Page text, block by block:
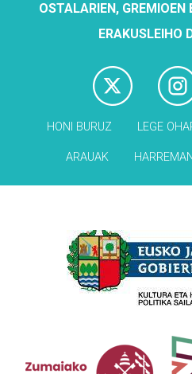
OSTALARIEN, GREMIOEN
ERAKUSLEIHO
HONI BURUZ LEGE
ARAUAK